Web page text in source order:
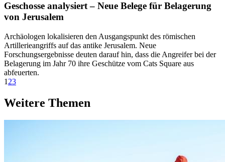
Geschosse analysiert – Neue Belege für Belagerung
von Jerusalem
Archäologen lokalisieren den Ausgangspunkt des römischen
Artillerieangriffs auf das antike Jerusalem. Neue
Forschungsergebnisse deuten darauf hin, dass die Angreifer bei der
Belagerung im Jahr 70 ihre Geschütze vom Cats Square aus
abfeuerten.
1 23
Weitere Themen